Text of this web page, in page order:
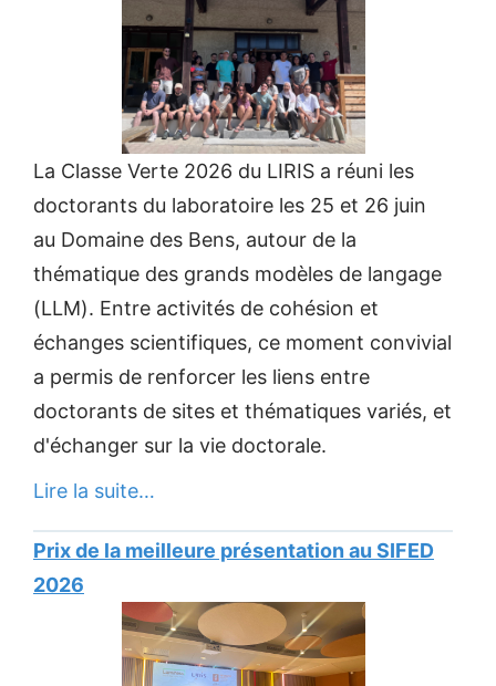
La Classe Verte 2026 du LIRIS a réuni les
doctorants du laboratoire les 25 et 26 juin
au Domaine des Bens, autour de la
thématique des grands modèles de langage
(LLM). Entre activités de cohésion et
échanges scientifiques, ce moment convivial
a permis de renforcer les liens entre
doctorants de sites et thématiques variés, et
d'échanger sur la vie doctorale.
Lire la suite…
Prix de la meilleure présentation au SIFED
2026